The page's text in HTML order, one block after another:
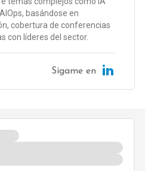
basándose en
cobertura de conferencias
con líderes del sector.
Sígame en